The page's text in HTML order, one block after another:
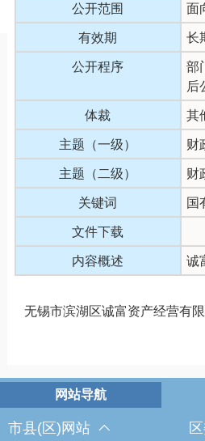
公开范围 面
有效期 长
公开程序
部
后
体裁 其
主题（一级） 财
主题（二级） 财
关键词 国
文件下载
内容概述 诚
无锡市滨湖区诚富资产经营有
市县(区)网站